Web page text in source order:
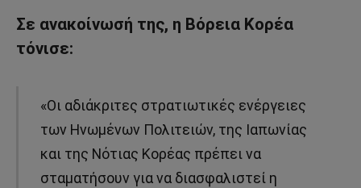
Σε ανακοίνωσή της, η Βόρεια Κορέα
τόνισε:
«Οι αδιάκριτες στρατιωτικές ενέργειες
των Ηνωμένων Πολιτειών, της Ιαπωνίας
και της Νότιας Κορέας πρέπει να
σταματήσουν για να διασφαλιστεί η